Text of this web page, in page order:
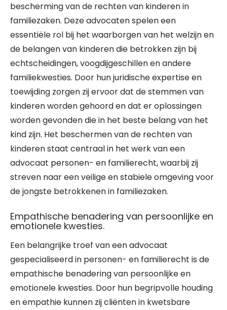
bescherming van de rechten van kinderen in
familiezaken. Deze advocaten spelen een
essentiële rol bij het waarborgen van het welzijn en
de belangen van kinderen die betrokken zijn bij
echtscheidingen, voogdijgeschillen en andere
familiekwesties. Door hun juridische expertise en
toewijding zorgen zij ervoor dat de stemmen van
kinderen worden gehoord en dat er oplossingen
worden gevonden die in het beste belang van het
kind zijn. Het beschermen van de rechten van
kinderen staat centraal in het werk van een
advocaat personen- en familierecht, waarbij zij
streven naar een veilige en stabiele omgeving voor
de jongste betrokkenen in familiezaken.
Empathische benadering van persoonlijke en
emotionele kwesties.
Een belangrijke troef van een advocaat
gespecialiseerd in personen- en familierecht is de
empathische benadering van persoonlijke en
emotionele kwesties. Door hun begripvolle houding
en empathie kunnen zij cliënten in kwetsbare